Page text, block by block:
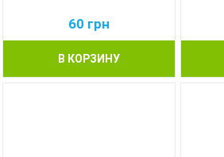
60 грн
В КОРЗИНУ